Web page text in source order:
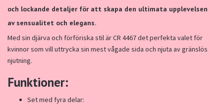
och lockande detaljer för att skapa den ultimata upplevelsen
av sensualitet och elegans.
Med sin djärva och förföriska stil är CR 4467 det perfekta valet för
kvinnor som vill uttrycka sin mest vågade sida och njuta av gränslös
njutning.
Funktioner:
Set med fyra delar: